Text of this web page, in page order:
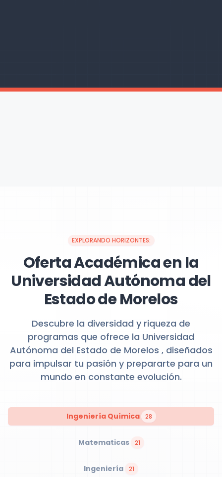
EXPLORANDO HORIZONTES:
Oferta Académica en la
Universidad Autónoma del
Estado de Morelos
Descubre la diversidad y riqueza de
programas que ofrece la Universidad
Autónoma del Estado de Morelos , diseñados
para impulsar tu pasión y prepararte para un
mundo en constante evolución.
Ingeniería Química 28
Matematicas 21
Ingeniería 21